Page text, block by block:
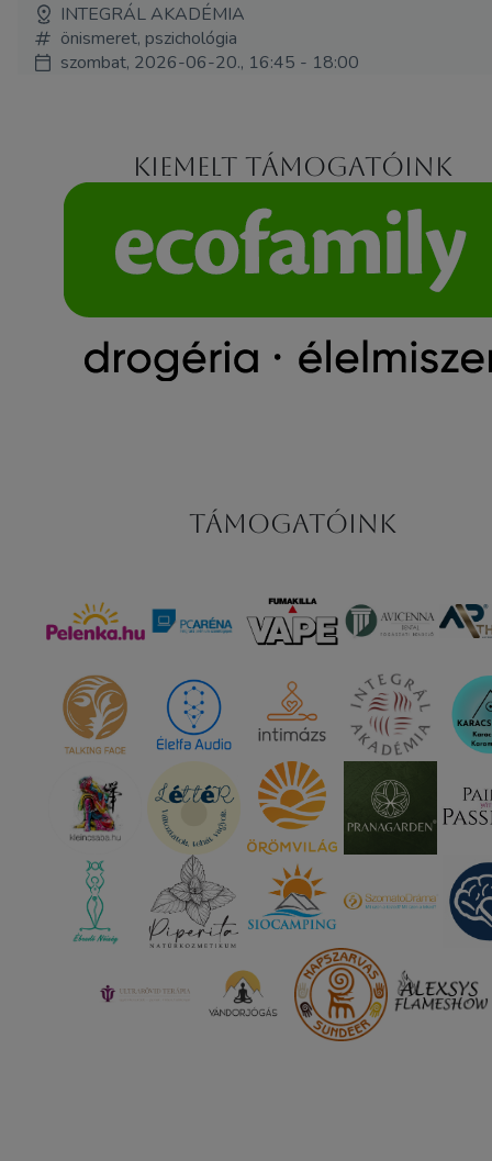
INTEGRÁL AKADÉMIA
önismeret, pszichológia
szombat, 2026-06-20., 16:45 - 18:00
Kiemelt támogatóink
Támogatóink